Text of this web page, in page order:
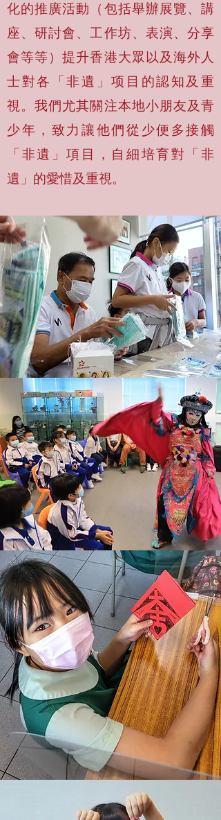
化的推廣活動（包括舉辦展覽、講
座、研討會、工作坊、表演、分享
會等等）提升香港大眾以及海外人
士對各「非遺」项目的認知及重
視。我們尤其關注本地小朋友及青
少年，致力讓他們從少便多接觸
「非遺」項目，自細培育對「非
遺」的愛惜及重視。